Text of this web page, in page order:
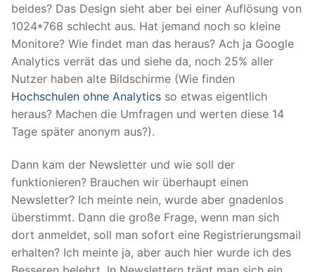
beides? Das Design sieht aber bei einer Auflösung von
1024*768 schlecht aus. Hat jemand noch so kleine
Monitore? Wie findet man das heraus? Ach ja Google
Analytics verrät das und siehe da, noch 25% aller
Nutzer haben alte Bildschirme (Wie finden
Hochschulen ohne Analytics so etwas eigentlich
heraus? Machen die Umfragen und werten diese 14
Tage später anonym aus?).
Dann kam der Newsletter und wie soll der
funktionieren? Brauchen wir überhaupt einen
Newsletter? Ich meinte nein, wurde aber gnadenlos
überstimmt. Dann die große Frage, wenn man sich
dort anmeldet, soll man sofort eine Registrierungsmail
erhalten? Ich meinte ja, aber auch hier wurde ich des